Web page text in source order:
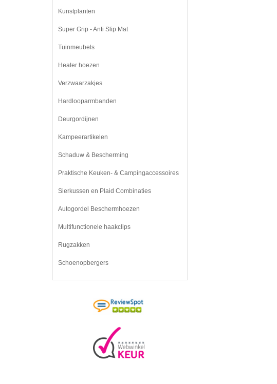
Kunstplanten
Super Grip - Anti Slip Mat
Tuinmeubels
Heater hoezen
Verzwaarzakjes
Hardlooparmbanden
Deurgordijnen
Kampeerartikelen
Schaduw & Bescherming
Praktische Keuken- & Campingaccessoires
Sierkussen en Plaid Combinaties
Autogordel Beschermhoezen
Multifunctionele haakclips
Rugzakken
Schoenopbergers